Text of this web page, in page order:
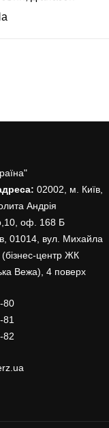
02002, м. Київ,
Андрія
оф. 168 Б
01014, вул. Михайла
центр ЖК
Вежа), 4 поверх
80
82